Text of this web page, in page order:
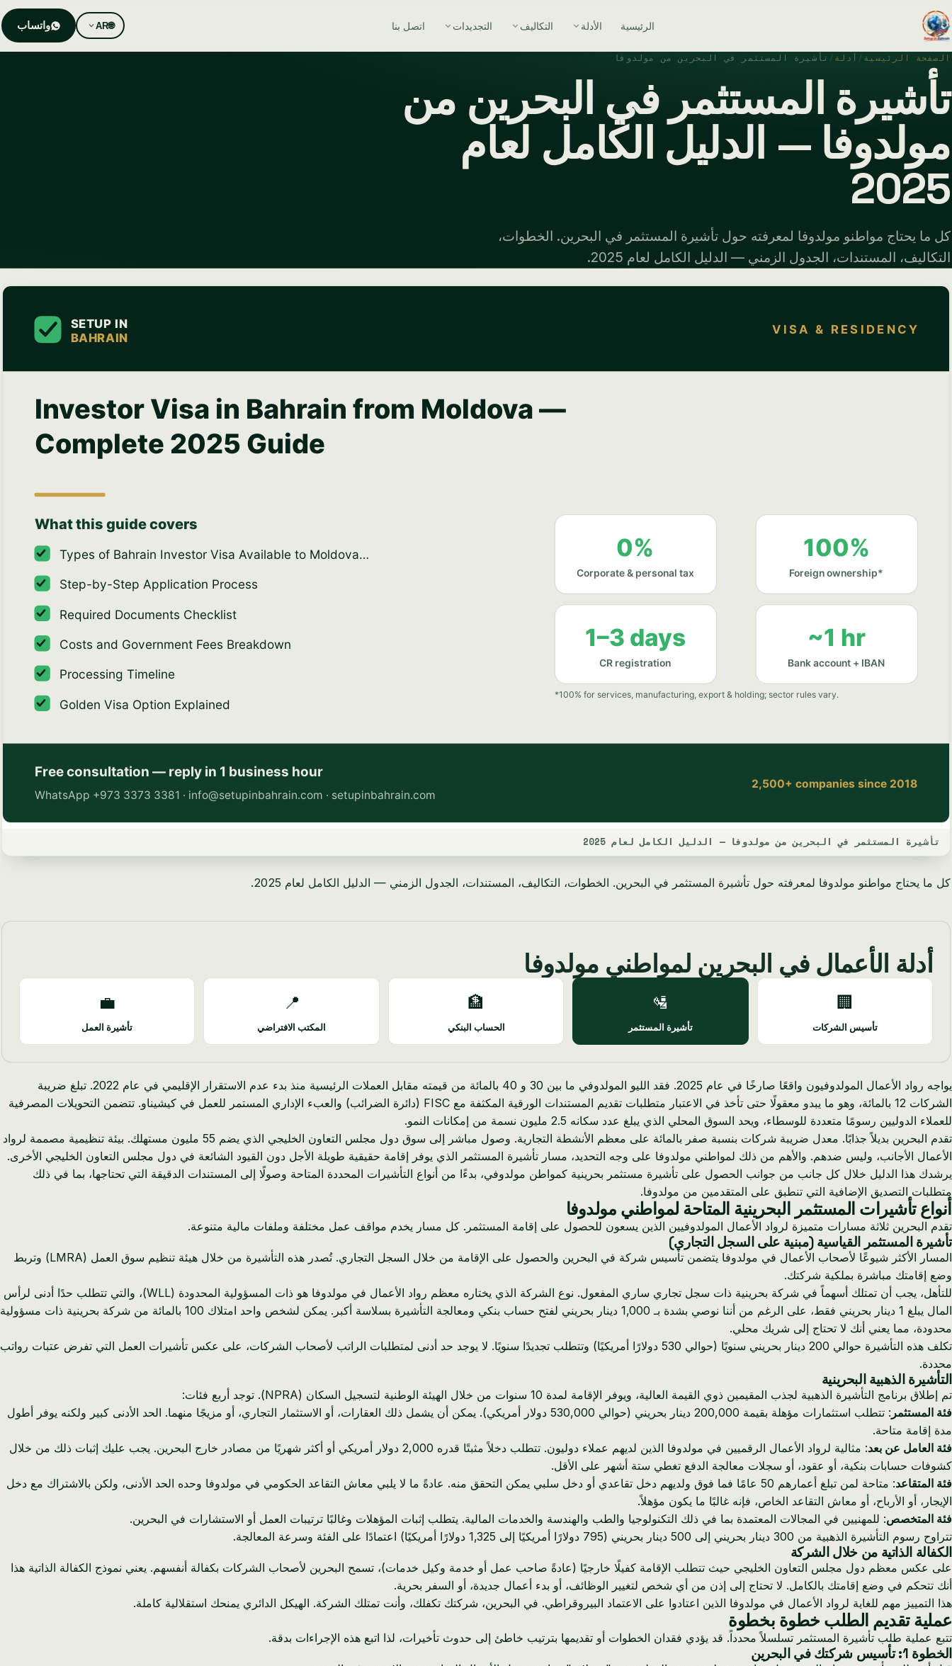
الرئيسية الأدلة التكاليف التجديدات اتصل بنا 🌐
AR واتساب
الصفحة الرئيسية / أدلة / تأشيرة المستثمر في البحرين من مولدوفا
تأشيرة المستثمر في البحرين من
مولدوفا — الدليل الكامل لعام
2025
كل ما يحتاج مواطنو مولدوفا لمعرفته حول تأشيرة المستثمر في البحرين. الخطوات،
التكاليف، المستندات، الجدول الزمني — الدليل الكامل لعام 2025.
تأشيرة المستثمر في البحرين من مولدوفا — الدليل الكامل لعام 2025
كل ما يحتاج مواطنو مولدوفا لمعرفته حول تأشيرة المستثمر في البحرين. الخطوات، التكاليف، المستندات، الجدول الزمني — الدليل الكامل لعام 2025.
أدلة الأعمال في البحرين لمواطني مولدوفا
🏢
تأسيس الشركات
🛂
تأشيرة المستثمر
🏦
الحساب البنكي
📍
المكتب الافتراضي
💼
تأشيرة العمل
يواجه رواد الأعمال المولدوفيون واقعًا صارخًا في عام 2025. فقد الليو المولدوفي ما بين 30 و 40 بالمائة من قيمته مقابل العملات الرئيسية منذ بدء عدم الاستقرار الإقليمي في عام 2022. تبلغ ضريبة
الشركات 12 بالمائة، وهو ما يبدو معقولًا حتى تأخذ في الاعتبار متطلبات تقديم المستندات الورقية المكثفة مع FISC (دائرة الضرائب) والعبء الإداري المستمر للعمل في كيشيناو. تتضمن التحويلات المصرفية
للعملاء الدوليين رسومًا متعددة للوسطاء، ويحد السوق المحلي الذي يبلغ عدد سكانه 2.5 مليون نسمة من إمكانات النمو.
تقدم البحرين بديلاً جذابًا. معدل ضريبة شركات بنسبة صفر بالمائة على معظم الأنشطة التجارية. وصول مباشر إلى سوق دول مجلس التعاون الخليجي الذي يضم 55 مليون مستهلك. بيئة تنظيمية مصممة لرواد
الأعمال الأجانب، وليس ضدهم. والأهم من ذلك لمواطني مولدوفا على وجه التحديد، مسار تأشيرة المستثمر الذي يوفر إقامة حقيقية طويلة الأجل دون القيود الشائعة في دول مجلس التعاون الخليجي الأخرى.
يرشدك هذا الدليل خلال كل جانب من جوانب الحصول على تأشيرة مستثمر بحرينية كمواطن مولدوفي، بدءًا من أنواع التأشيرات المحددة المتاحة وصولًا إلى المستندات الدقيقة التي تحتاجها، بما في ذلك
متطلبات التصديق الإضافية التي تنطبق على المتقدمين من مولدوفا.
أنواع تأشيرات المستثمر البحرينية المتاحة لمواطني مولدوفا
تقدم البحرين ثلاثة مسارات متميزة لرواد الأعمال المولدوفيين الذين يسعون للحصول على إقامة المستثمر. كل مسار يخدم مواقف عمل مختلفة وملفات مالية متنوعة.
تأشيرة المستثمر القياسية (مبنية على السجل التجاري)
المسار الأكثر شيوعًا لأصحاب الأعمال في مولدوفا يتضمن تأسيس شركة في البحرين والحصول على الإقامة من خلال السجل التجاري. تُصدر هذه التأشيرة من خلال هيئة تنظيم سوق العمل (LMRA) وتربط
وضع إقامتك مباشرة بملكية شركتك.
للتأهل، يجب أن تمتلك أسهماً في شركة بحرينية ذات سجل تجاري ساري المفعول. نوع الشركة الذي يختاره معظم رواد الأعمال في مولدوفا هو ذات المسؤولية المحدودة (WLL)، والتي تتطلب حدًا أدنى لرأس
المال يبلغ 1 دينار بحريني فقط، على الرغم من أننا نوصي بشدة بـ 1,000 دينار بحريني لفتح حساب بنكي ومعالجة التأشيرة بسلاسة أكبر. يمكن لشخص واحد امتلاك 100 بالمائة من شركة بحرينية ذات مسؤولية
محدودة، مما يعني أنك لا تحتاج إلى شريك محلي.
تكلف هذه التأشيرة حوالي 200 دينار بحريني سنويًا (حوالي 530 دولارًا أمريكيًا) وتتطلب تجديدًا سنويًا. لا يوجد حد أدنى لمتطلبات الراتب لأصحاب الشركات، على عكس تأشيرات العمل التي تفرض عتبات رواتب
محددة.
التأشيرة الذهبية البحرينية
تم إطلاق برنامج التأشيرة الذهبية لجذب المقيمين ذوي القيمة العالية، ويوفر الإقامة لمدة 10 سنوات من خلال الهيئة الوطنية لتسجيل السكان (NPRA). توجد أربع فئات:
فئة المستثمر
: تتطلب استثمارات مؤهلة بقيمة 200,000 دينار بحريني (حوالي 530,000 دولار أمريكي). يمكن أن يشمل ذلك العقارات، أو الاستثمار التجاري، أو مزيجًا منهما. الحد الأدنى كبير ولكنه يوفر أطول
مدة إقامة متاحة.
فئة العامل عن بعد
: مثالية لرواد الأعمال الرقميين في مولدوفا الذين لديهم عملاء دوليون. تتطلب دخلاً مثبتًا قدره 2,000 دولار أمريكي أو أكثر شهريًا من مصادر خارج البحرين. يجب عليك إثبات ذلك من خلال
كشوفات حسابات بنكية، أو عقود، أو سجلات معالجة الدفع تغطي ستة أشهر على الأقل.
فئة المتقاعد
: متاحة لمن تبلغ أعمارهم 50 عامًا فما فوق ولديهم دخل تقاعدي أو دخل سلبي يمكن التحقق منه. عادةً ما لا يلبي معاش التقاعد الحكومي في مولدوفا وحده الحد الأدنى، ولكن بالاشتراك مع دخل
الإيجار، أو الأرباح، أو معاش التقاعد الخاص، فإنه غالبًا ما يكون مؤهلاً.
فئة المتخصص: للمهنيين في المجالات المعتمدة بما في ذلك التكنولوجيا والطب والهندسة والخدمات المالية. يتطلب إثبات المؤهلات وغالبًا ترتيبات العمل أو الاستشارات في البحرين.
تتراوح رسوم التأشيرة الذهبية من 300 دينار بحريني إلى 500 دينار بحريني (795 دولارًا أمريكيًا إلى 1,325 دولارًا أمريكيًا) اعتمادًا على الفئة وسرعة المعالجة.
الكفالة الذاتية من خلال الشركة
على عكس معظم دول مجلس التعاون الخليجي حيث تتطلب الإقامة كفيلًا خارجيًا (عادةً صاحب عمل أو خدمة وكيل خدمات)، تسمح البحرين لأصحاب الشركات بكفالة أنفسهم. يعني نموذج الكفالة الذاتية هذا
أنك تتحكم في وضع إقامتك بالكامل. لا تحتاج إلى إذن من أي شخص لتغيير الوظائف، أو بدء أعمال جديدة، أو السفر بحرية.
هذا التمييز مهم للغاية لرواد الأعمال في مولدوفا الذين اعتادوا على الاعتماد البيروقراطي. في البحرين، شركتك تكفلك، وأنت تمتلك الشركة. الهيكل الدائري يمنحك استقلالية كاملة.
عملية تقديم الطلب خطوة بخطوة
تتبع عملية طلب تأشيرة المستثمر تسلسلاً محدداً. قد يؤدي فقدان الخطوات أو تقديمها بترتيب خاطئ إلى حدوث تأخيرات، لذا اتبع هذه الإجراءات بدقة.
الخطوة 1: تأسيس شركتك في البحرين